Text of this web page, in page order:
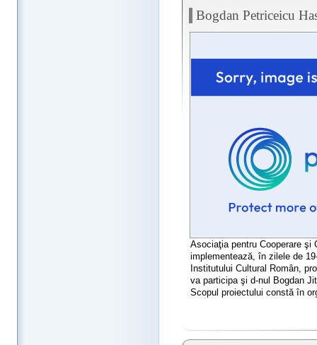
Bogdan Petriceicu
Asociaţia pentru Cooperare şi
implementează, în zilele de
Institutului Cultural Român,
va participa şi d-nul Bogdan
Scopul proiectului constă în